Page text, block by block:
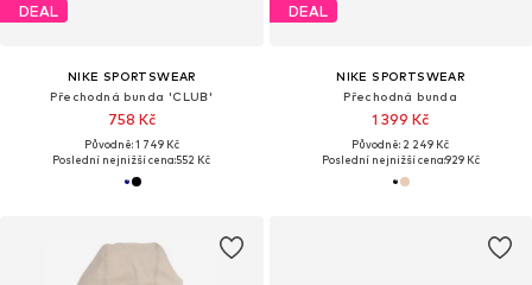
DEAL
NIKE SPORTSWEAR
Přechodná bunda 'CLUB'
758 Kč
Původně: 1 749 Kč
Poslední nejnižší cena:552 Kč
DEAL
NIKE SPORTSWEAR
Přechodná bunda
1 399 Kč
Původně: 2 249 Kč
Poslední nejnižší cena:929 Kč